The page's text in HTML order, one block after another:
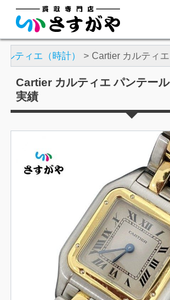
ルティエ（時計） Cartier カルティ
Cartier カルティエ パンテー
実績